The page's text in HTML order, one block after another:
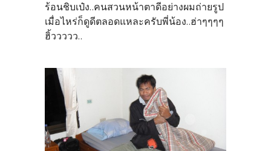
ร้อนชิบเป๋ง..คนสวนหน้าตาดีอย่างผมถ่ายรูป
เมื่อไหร่ก็ดูดีตลอดแหละครับพี่น้อง..ฮ่าๆๆๆๆ
ฮิ้ววววว..